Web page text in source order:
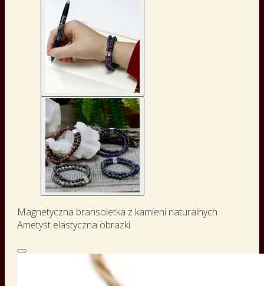
Magnetyczna bransoletka z kamieni naturalnych
Ametyst elastyczna obrazki